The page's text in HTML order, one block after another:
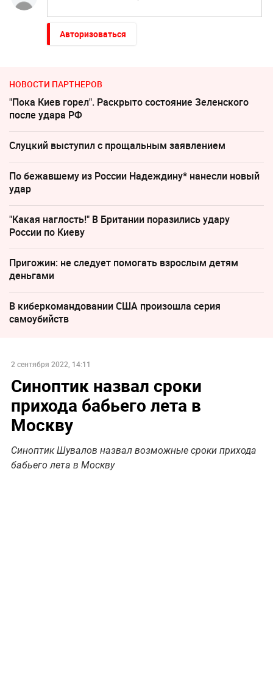
Авторизоваться
НОВОСТИ ПАРТНЕРОВ
"Пока Киев горел". Раскрыто состояние Зеленского
после удара РФ
Слуцкий выступил с прощальным заявлением
По бежавшему из России Надеждину* нанесли новый
удар
"Какая наглость!" В Британии поразились удару
России по Киеву
Пригожин: не следует помогать взрослым детям
деньгами
В киберкомандовании США произошла серия
самоубийств
2 сентября 2022, 14:11
Синоптик назвал сроки
прихода бабьего лета в
Москву
Синоптик Шувалов назвал возможные сроки прихода
бабьего лета в Москву